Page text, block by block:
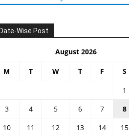
Wise Post
August 2026
M T W T F S
1
3
4 5 6 7 8
10
11 12 13 14 15